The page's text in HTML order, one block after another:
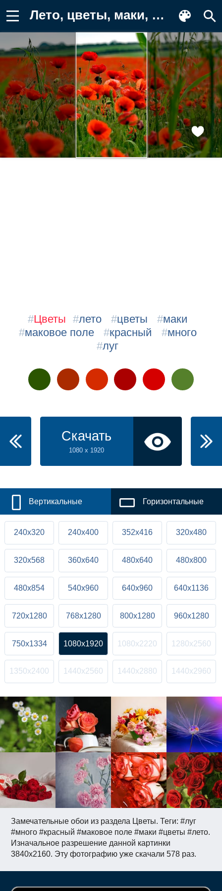
Лето, цветы, маки, маковое поле Обои на телефон
Замечательные обои из раздела Цветы. Теги: #луг
#много #красный #маковое поле #маки #цветы #лето.
Изначальное разрешение данной картинки
3840x2160. Эту фотографию уже скачали 578 раз.
#Цветы #лето #цветы #маки
#маковое поле #красный #много
#луг
Скачать
1080 x 1920
Вертикальные Горизонтальные
240x320 240x400 352x416 320x480
320x568 360x640 480x640 480x800
480x854 540x960 640x960 640x1136
720x1280 768x1280 800x1280 960x1280
750x1334 1080x1920 1080x2220 1280x2560
1350x2400 1440x2560 1440x2880 1440x2960